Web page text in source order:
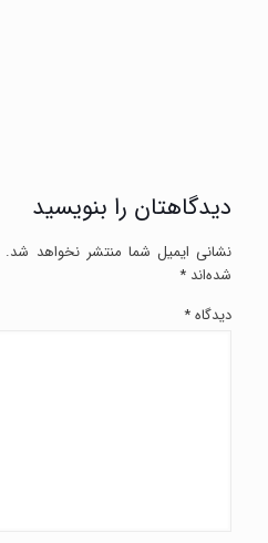
دیدگاهتان را بنویسید
نشانی ایمیل شما منتشر نخواهد شد.
شده‌اند *
دیدگاه*